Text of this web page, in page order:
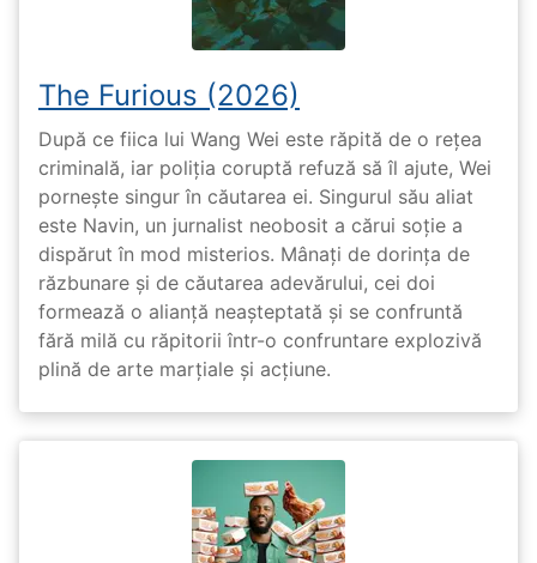
The Furious (2026)
După ce fiica lui Wang Wei este răpită de o rețea
criminală, iar poliția coruptă refuză să îl ajute, Wei
pornește singur în căutarea ei. Singurul său aliat
este Navin, un jurnalist neobosit a cărui soție a
dispărut în mod misterios. Mânați de dorința de
răzbunare și de căutarea adevărului, cei doi
formează o alianță neașteptată și se confruntă
fără milă cu răpitorii într-o confruntare explozivă
plină de arte marțiale și acțiune.